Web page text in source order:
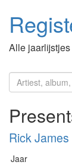
Alle
Rick James
Jaar